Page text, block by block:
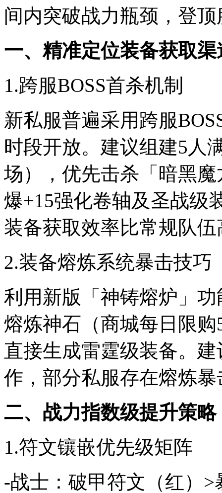
间内突破战力瓶颈，登
一、精准定位装备获取渠
1.跨服BOSS首杀机制
新私服普遍采用跨服
时段开放。建议组建5人
场），优先击杀「暗黑
爆+15强化卷轴及圣战级
装备获取效率比常规队伍
2.装备熔炼系统暴击技巧
利用新版「神铸熔炉」
熔炼神石（商城每日限
直接生成雷霆级装备。
作，部分私服存在熔炼
二、战力指数级提升策略
1.符文镶嵌优先级矩阵
-战士：破甲符文（红）